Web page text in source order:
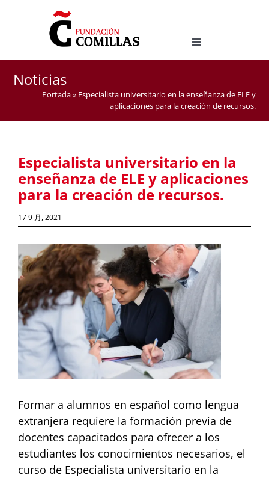
Toggle
Navigation
西班牙语作为外语教学官方硕士
Noticias
Portada» Especialista universitario en la enseñanza de ELE y
aplicaciones para la creación de recursos.
Especialista universitario en la
enseñanza de ELE y aplicaciones
para la creación de recursos.
17 9 月, 2021
View
Larger
Image
Formar a alumnos en español como lengua
extranjera requiere la formación previa de
docentes capacitados para ofrecer a los
estudiantes los conocimientos necesarios, el
curso de Especialista universitario en la